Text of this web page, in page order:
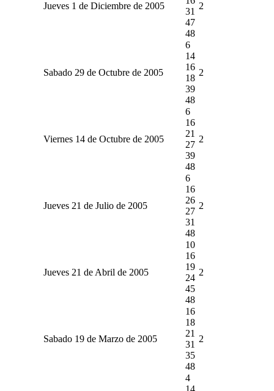
Jueves 1 de Diciembre de 2005
31
47
48
2
Sabado 29 de Octubre de 2005
6
14
16
18
39
48
2
Viernes 14 de Octubre de 2005
6
16
21
27
39
48
2
Jueves 21 de Julio de 2005
6
16
26
27
31
48
2
Jueves 21 de Abril de 2005
10
16
19
24
45
48
2
Sabado 19 de Marzo de 2005
16
18
21
31
35
48
2
4
14